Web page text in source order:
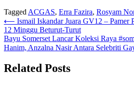
Tagged ACGAS, Erra Fazira, Rosyam
Post
navigation
⟵ Ismail Iskandar Juara GV12 – Pamer
12 Minggu Beturut-Turut
Bayu Somerset Lancar Koleksi Raya
Hanim, Anzalna Nasir Antara Selebriti
Related Posts